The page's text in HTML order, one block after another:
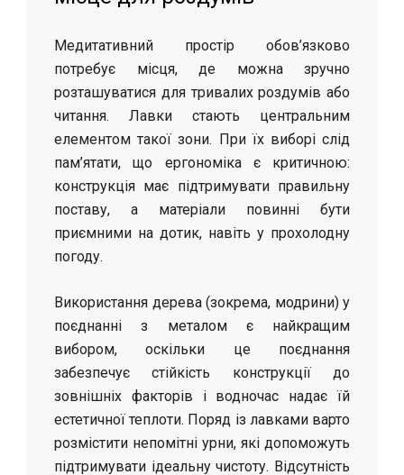
Медитативний простір обов’язково
потребує місця, де можна зручно
розташуватися для тривалих роздумів або
читання. Лавки стають центральним
елементом такої зони. При їх виборі слід
пам’ятати, що ергономіка є критичною:
конструкція має підтримувати правильну
поставу, а матеріали повинні бути
приємними на дотик, навіть у прохолодну
погоду.
Використання дерева (зокрема, модрини) у
поєднанні з металом є найкращим
вибором, оскільки це поєднання
забезпечує стійкість конструкції до
зовнішніх факторів і водночас надає їй
естетичної теплоти. Поряд із лавками варто
розмістити непомітні урни, які допоможуть
підтримувати ідеальну чистоту. Відсутність